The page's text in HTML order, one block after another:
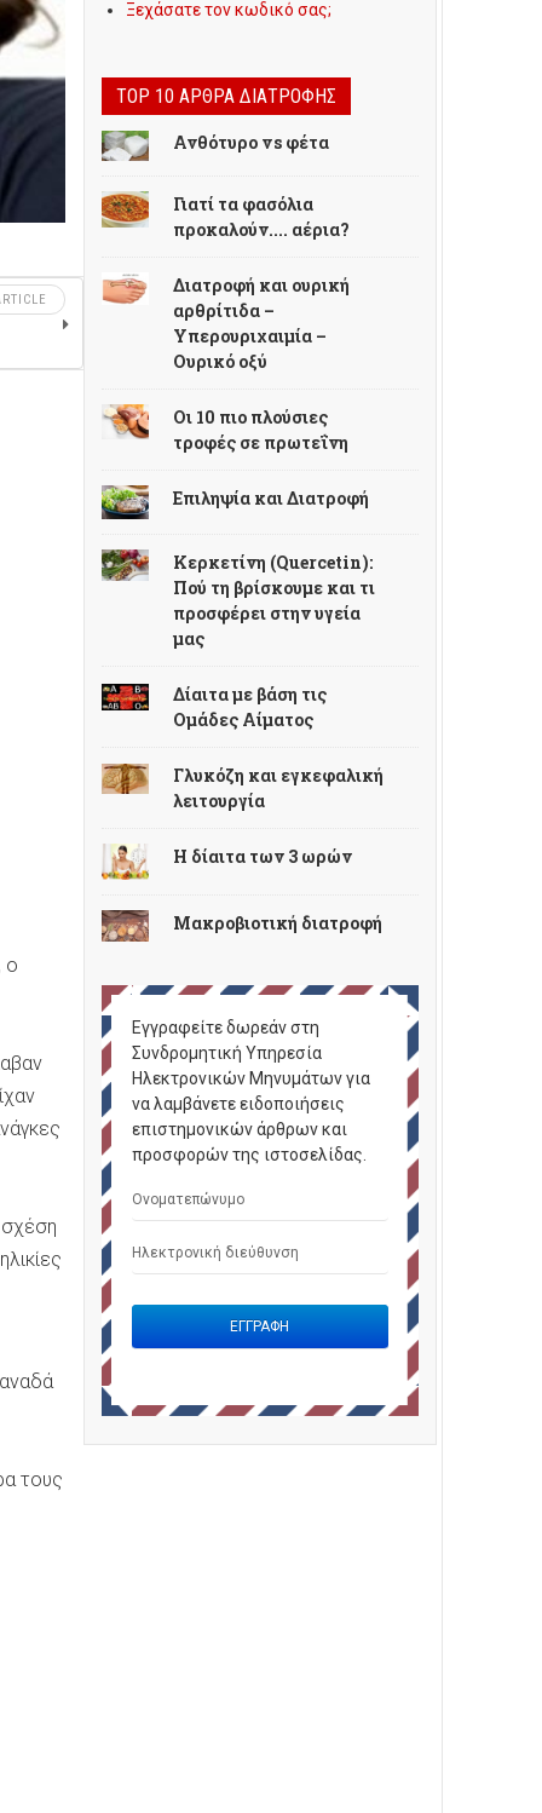
ο
σχέση
τους
Ξεχάσατε τον κωδικό σας;
TOP 10 ΆΡΘΡΑ ΔΙΑΤΡΟΦΉΣ
Ανθότυρο vs φέτα
Γιατί τα φασόλια
προκαλούν.... αέρια?
Διατροφή και ουρική
αρθρίτιδα –
Υπερουριχαιμία –
Ουρικό οξύ
Οι 10 πιο πλούσιες
τροφές σε πρωτεΐνη
Επιληψία και Διατροφή
Κερκετίνη (Quercetin):
Πού τη βρίσκουμε και τι
προσφέρει στην υγεία
μας
Δίαιτα με βάση τις
Ομάδες Αίματος
Γλυκόζη και εγκεφαλική
λειτουργία
Η δίαιτα των 3 ωρών
Μακροβιοτική διατροφή
Εγγραφείτε δωρεάν στη
Συνδρομητική Υπηρεσία
Ηλεκτρονικών Μηνυμάτων για
να λαμβάνετε ειδοποιήσεις
επιστημονικών άρθρων και
προσφορών της ιστοσελίδας.